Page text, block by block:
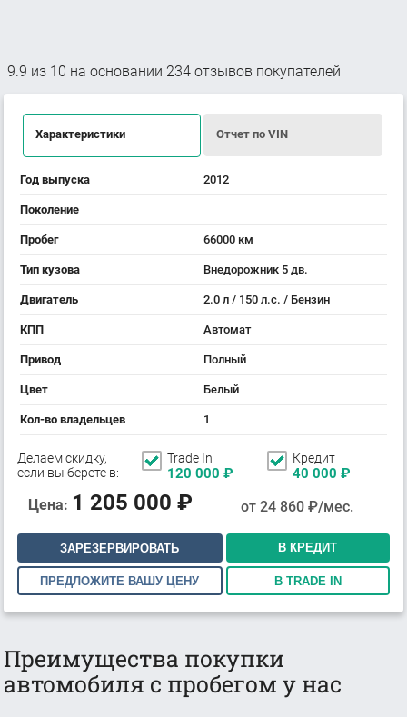
9.9 из 10 на основании 234 отзывов покупателей
Характеристики Отчет по VIN
Год выпуска 2012
Поколение
Пробег 66000 км
Тип кузова Внедорожник 5 дв.
Двигатель 2.0 л / 150 л.с. / Бензин
КПП Автомат
Привод Полный
Цвет Белый
Кол-во владельцев 1
Делаем скидку,
если вы берете в:
Trade In
120 000 ₽
Кредит
40 000 ₽
Цена: 1 205 000 ₽ от 24 860₽/мес.
ЗАРЕЗЕРВИРОВАТЬ В КРЕДИТ
ПРЕДЛОЖИТЕ ВАШУ ЦЕНУ В TRADE IN
Преимущества покупки
автомобиля с пробегом у нас